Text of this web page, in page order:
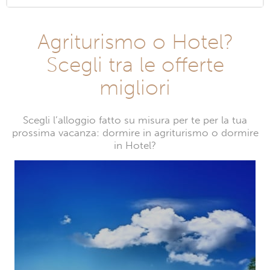
Agriturismo o Hotel?
Scegli tra le offerte
migliori
Scegli l’alloggio fatto su misura per te per la tua
prossima vacanza: dormire in agriturismo o dormire
in Hotel?